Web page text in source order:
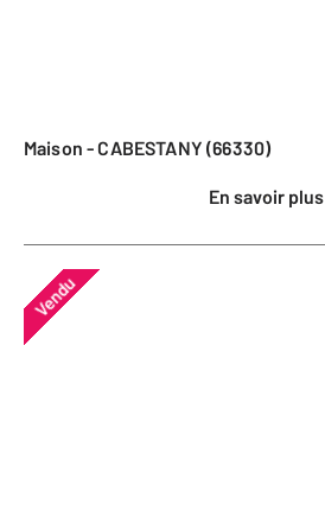
Maison - CABESTANY (66330)
En savoir plus
Vendu